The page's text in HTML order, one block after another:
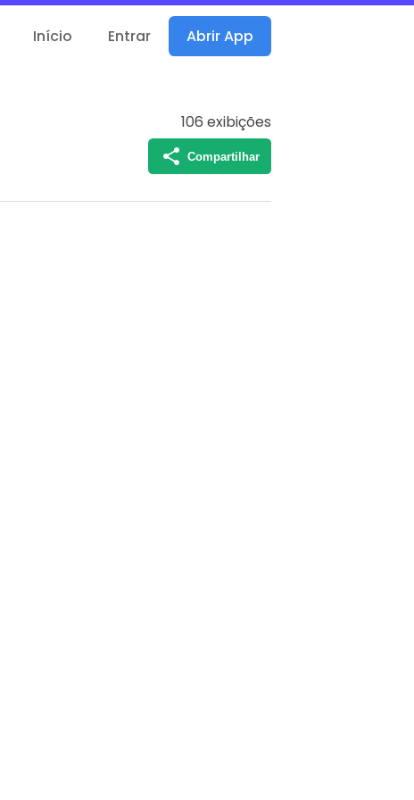
Início Entrar Abrir App
106 exibições
Compartilhar